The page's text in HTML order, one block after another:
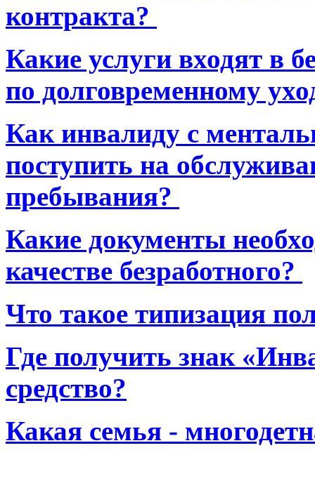
контракта?
Какие услуги входят в
по долговременному
Как инвалиду с
поступить на
пребывания?
Какие документы
качестве безработного?
Что такое типизация
Где получить знак
средство?
Какая семья -